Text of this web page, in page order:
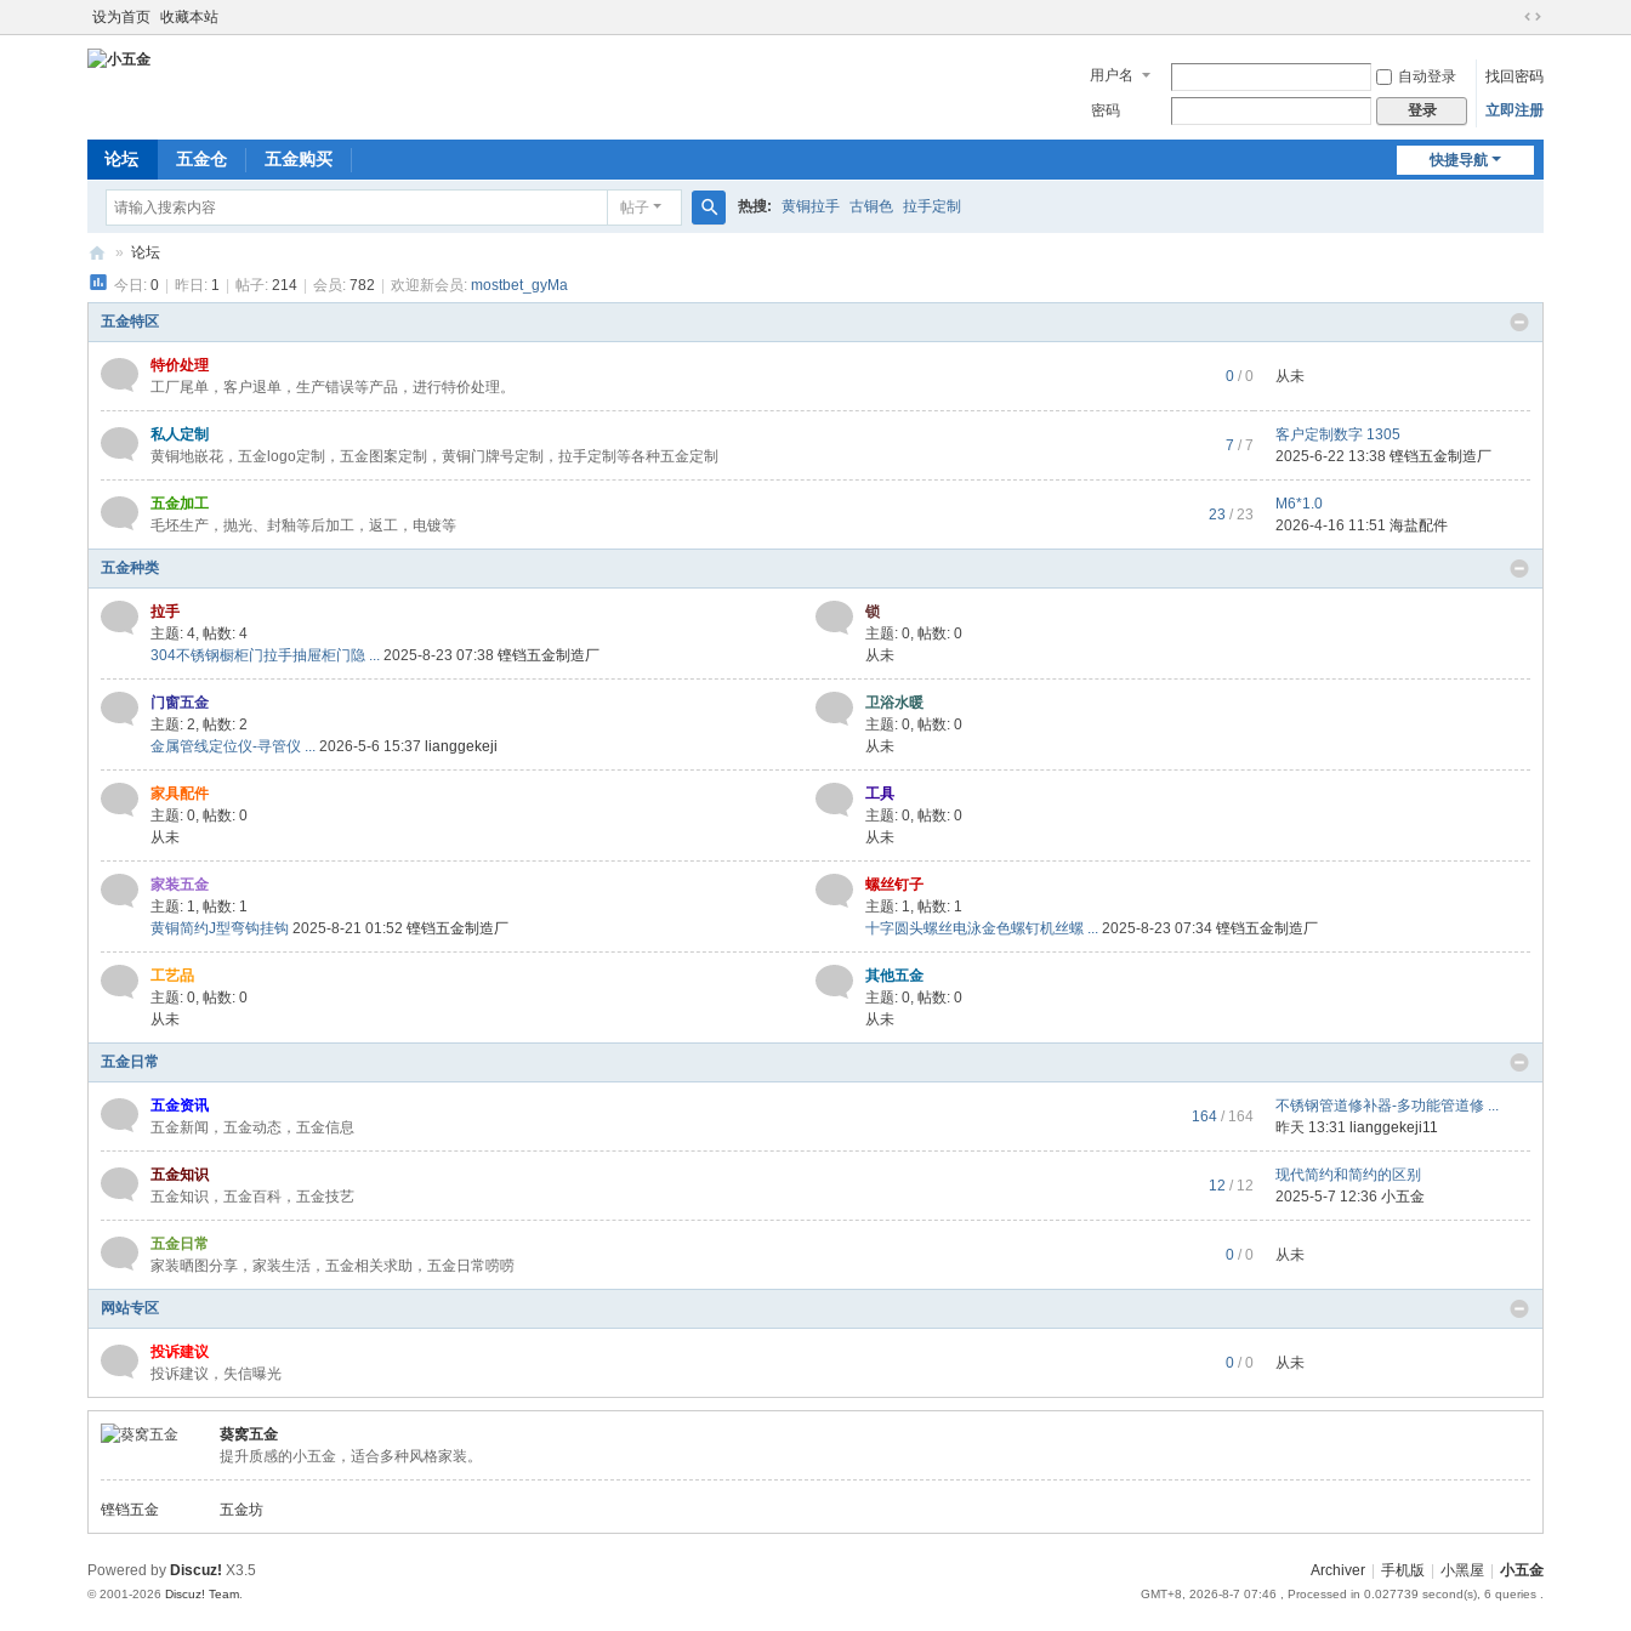
设为首页 收藏本站
切
到
宽
用户名 自动登录
找回密码
密码
登录 立即注册
快捷导航
论坛 五金仓 五金购买
帖子 热搜: 黄铜拉手 古铜色 拉手定制
小
五
» 论坛
今日: 0 昨日: 1 帖子: 214 会员: 782 欢迎新会员: mostbet_gyMa
五金特区
特价处理
工厂尾单，客户退单，生产错误等产品，进行特价处理。
0 / 0 从未
私人定制
黄铜地嵌花，五金logo定制，五金图案定制，黄铜门牌号定制，拉手定制等各种五金定制
7 / 7
客户定制数字 1305
2025-6-22 13:38 铿铛五金制造厂
五金加工
毛坯生产，抛光、封釉等后加工，返工，电镀等
23 / 23
M6*1.0
2026-4-16 11:51 海盐配件
五金种类
拉手
主题: 4, 帖数: 4
304不锈钢橱柜门拉手抽屉柜门隐 ... 2025-8-23 07:38 铿铛五金制造厂
锁
主题: 0, 帖数: 0
从未
门窗五金
主题: 2, 帖数: 2
金属管线定位仪-寻管仪 ... 2026-5-6 15:37 lianggekeji
卫浴水暖
主题: 0, 帖数: 0
从未
家具配件
主题: 0, 帖数: 0
从未
工具
主题: 0, 帖数: 0
从未
家装五金
主题: 1, 帖数: 1
黄铜简约J型弯钩挂钩 2025-8-21 01:52 铿铛五金制造厂
螺丝钉子
主题: 1, 帖数: 1
十字圆头螺丝电泳金色螺钉机丝螺 ... 2025-8-23 07:34 铿铛五金制造厂
工艺品
主题: 0, 帖数: 0
从未
其他五金
主题: 0, 帖数: 0
从未
五金日常
五金资讯
五金新闻，五金动态，五金信息
164 / 164
不锈钢管道修补器-多功能管道修 ...
昨天 13:31 lianggekeji11
五金知识
五金知识，五金百科，五金技艺
12 / 12
现代简约和简约的区别
2025-5-7 12:36 小五金
五金日常
家装晒图分享，家装生活，五金相关求助，五金日常唠唠
0 / 0 从未
网站专区
投诉建议
投诉建议，失信曝光
0 / 0 从未
葵窝五金
提升质感的小五金，适合多种风格家装。
铿铛五金 五金坊
Archiver 手机版 小黑屋 小五金
GMT+8, 2026-8-7 07:46 , Processed in 0.027739 second(s), 6 queries .
Powered by Discuz! X3.5
© 2001-2026 Discuz! Team